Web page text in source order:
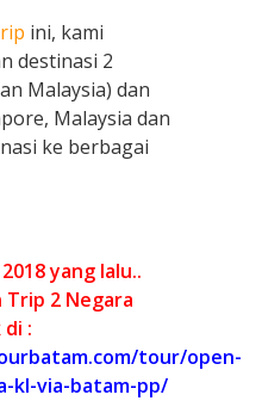
ini, kami
destinasi 2
Malaysia) dan
Malaysia dan
ke berbagai
yang lalu..
2 Negara
:
tour/open-
kl-via-batam-pp/